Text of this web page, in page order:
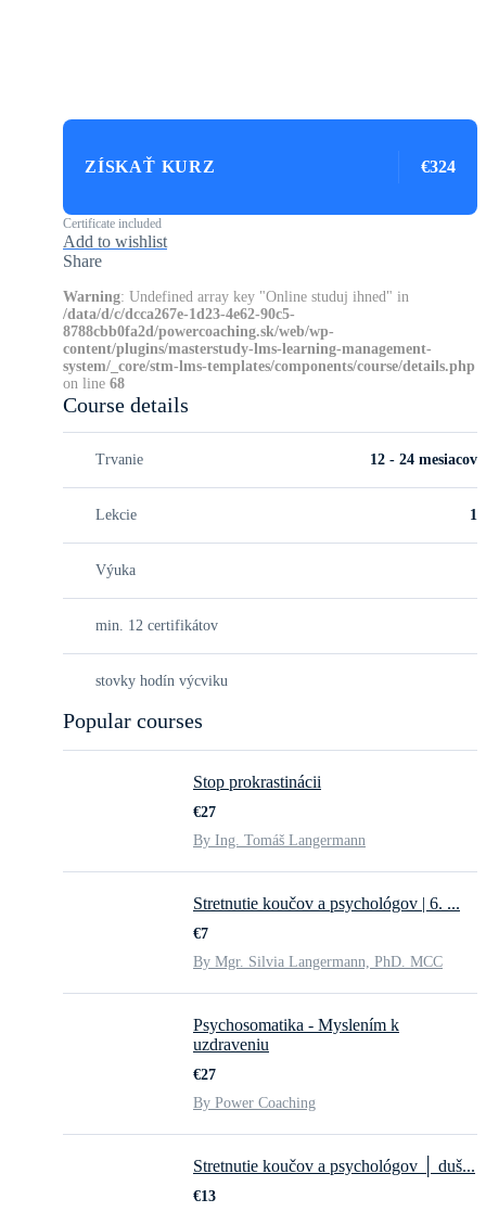
ZÍSKAŤ KURZ €324
Certificate included
Add to wishlist
Share
Warning: Undefined array key "Online studuj ihned" in
/data/d/c/dcca267e-1d23-4e62-90c5-
8788cbb0fa2d/powercoaching.sk/web/wp-
content/plugins/masterstudy-lms-learning-management-
system/_core/stm-lms-templates/components/course/details.php
on line 68
Course details
Trvanie 12 - 24 mesiacov
Lekcie 1
Výuka
min. 12 certifikátov
stovky hodín výcviku
Popular courses
Stop prokrastinácii
€27
By Ing. Tomáš Langermann
Stretnutie koučov a psychológov | 6. ...
€7
By Mgr. Silvia Langermann, PhD. MCC
Psychosomatika - Myslením k
uzdraveniu
€27
By Power Coaching
Stretnutie koučov a psychológov │ duš...
€13